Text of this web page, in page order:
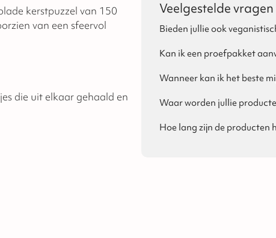
kerstpuzzel van 150
van een sfeervol
die uit elkaar gehaald en
Veelgestelde vragen
Bieden jullie ook
van Sinterklaas, Kerst en
Kan ik een proefpakket
proefpakket bestellen via de
bij ons aan!
Wanneer kan ik het beste
houdbaarheidsdatum zo
houdbaar en geen probleem
de feestdagen in de buurt
bij ons is. Daarom raden wij
Waar worden jullie
de bakkerijen van onze
Hoe lang zijn de producten